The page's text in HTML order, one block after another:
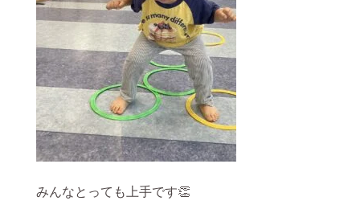
みんなとっても上手です👏